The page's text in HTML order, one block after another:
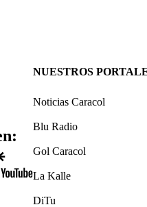
youtube-
google
NUESTROS
Noticias Caracol
Blu Radio
Gol Caracol
La Kalle
DiTu